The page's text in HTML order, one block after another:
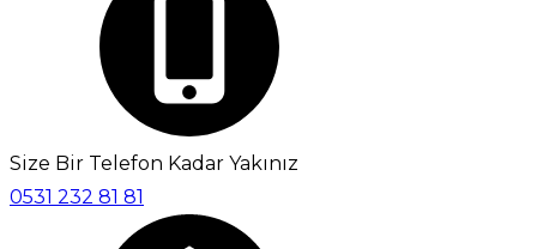
Size Bir Telefon Kadar Yakınız
0531 232 81 81